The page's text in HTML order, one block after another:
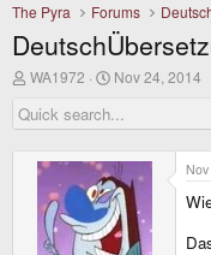
The Pyra Forums
T
r
e
WA1972
S
r
d
a
t
e
Nov 24, 2014